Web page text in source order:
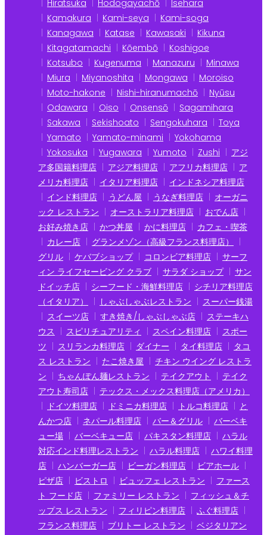
Hiratsuka Hodogayachō
Isehara
Kamakura
Kami-seya
Kami-soga
Kanagawa
Katase Kawasaki
Kikuna
Kitagatamachi
Kōembō
Koshigoe
Kotsubo
Kugenuma Manazuru
Minawa
Miura
Miyanoshita Mongawa
Moroiso
Moto-hakone
Nishi-hiranumachō
Nyūsu
Odawara
Oiso Onsensō
Sagamihara
Sakawa
Sekishoato Sengokuhara
Toya
Yamato
Yamato-minami
Yokohama
Yokosuka
Yugawara Yumoto Zushi
アジ
ア多国籍料理店
アジア料理店 アフリカ料理店
ア
メリカ料理店
イタリア料理店
インドネシア料理店
インド料理店
うどん屋 うなぎ料理店
オーガニ
ック レストラン
オーストラリア料理店
おでん店
お好み焼き店
かつ丼屋 かに料理店
カフェ・喫茶
カレー店
グランメゾン（高級フランス料理店）
グリル
ケバブショップ コロンビア料理店
サーフ
ィン ライフセービング クラブ
サラダ ショップ
サン
ドイッチ店
シーフード・海鮮料理店
シチリア料理店
（イタリア）
しゃぶしゃぶレストラン
スーパー銭湯
スイーツ店
すき焼き/しゃぶしゃぶ店
ステーキハ
ウス
スピリチュアリティ スペイン料理店
スポー
ツ
スリランカ料理店 ダイナー タイ料理店
タコ
ス レストラン
たこ焼き屋
チキン ウイング レストラ
ン
ちゃんぽん麺レストラン テイクアウト
テイク
アウト寿司店
テックス・メックス料理店（アメリカ）
ドイツ料理店
ドミニカ料理店 トルコ料理店
と
んかつ店
ネパール料理店 バー＆グリル
バーベキ
ュー場
バーベキュー店 パキスタン料理店
ハラル
対応インド料理レストラン
ハラル料理店
ハワイ料理
店
ハンバーガー店 ビーガン料理店
ビアホール
ピザ店
ビストロ ビュッフェ レストラン
ファース
ト フード店
ファミリー レストラン
フィッシュ＆チ
ップス レストラン
フィリピン料理店
ふぐ料理店
フランス料理店
ブリトー レストラン
ベジタリアン